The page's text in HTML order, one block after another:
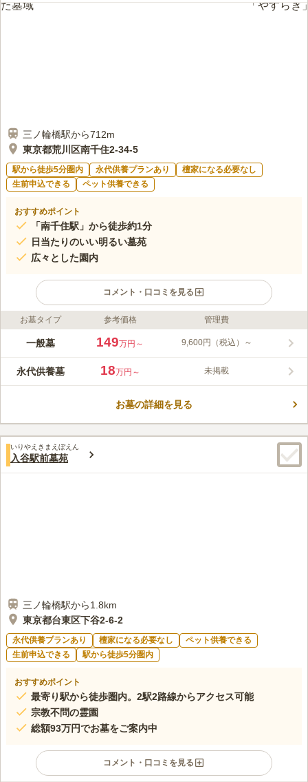
自宅からの持ち込みで対処しています。今後は、近くの食事のできるお店
三ノ輪橋駅から712m
東京都荒川区南千住2-34-5
駅から徒歩5分圏内 永代供養プランあり
檀家になる必要なし
生前申込できる
ペット供養できる
おすすめポイント
「南千住駅」から徒歩約1分
日当たりのいい明るい墓苑
広々とした園内
コメント・口コミを見る
ライフドット編集部のコメント
荒川区南千住に位置するメモリアルステーション南千住は、ＪＲ
住駅」から徒歩約１分と、最高の立地です。宗旨・宗派自由の寺
院です。日本のお墓と洋風な煉瓦調のタイルが敷かれている墓苑
ので車いすの方でも安心してお参りすることができます。
この霊園はまだ誰からも評価されていません。
お墓タイプ 参考価格 管理費
一般墓 149万円～ 9,600円（税込）～
永代供養墓 18万円～ 未掲載
お墓の詳細を見る
いりやえきまえぼえん
入谷駅前墓苑
三ノ輪橋駅から1.8km
東京都台東区下谷2-6-2
永代供養プランあり 檀家になる必要なし
ペット供養できる
生前申込できる
駅から徒歩5分圏内
おすすめポイント
最寄り駅から徒歩圏内。2駅2路線からアクセス可能
宗教不問の霊園
総額93万円でお墓をご案内中
コメント・口コミを見る